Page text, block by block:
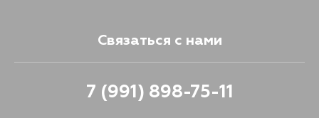
Связаться с нами
7 (991) 898-75-11